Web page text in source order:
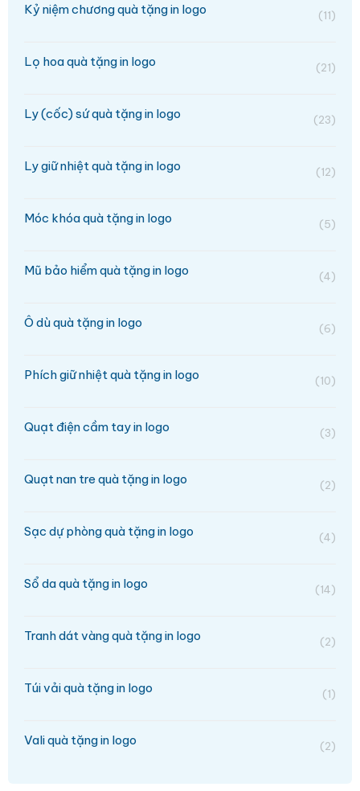
Kỷ niệm chương quà tặng in logo (11)
Lọ hoa quà tặng in logo (21)
Ly (cốc) sứ quà tặng in logo (23)
Ly giữ nhiệt quà tặng in logo (12)
Móc khóa quà tặng in logo (5)
Mũ bảo hiểm quà tặng in logo (4)
Ô dù quà tặng in logo (6)
Phích giữ nhiệt quà tặng in logo (10)
Quạt điện cầm tay in logo (3)
Quạt nan tre quà tặng in logo (2)
Sạc dự phòng quà tặng in logo (4)
Sổ da quà tặng in logo (14)
Tranh dát vàng quà tặng in logo (2)
Túi vải quà tặng in logo (1)
Vali quà tặng in logo (2)